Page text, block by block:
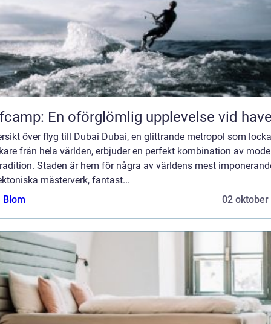
En oförglömlig upplevelse vid
över flyg till Dubai Dubai, en glittrande metropol som
från hela världen, erbjuder en perfekt kombination av
Staden är hem för några av världens mest
mästerverk, fantast...
Blom
02 oktober